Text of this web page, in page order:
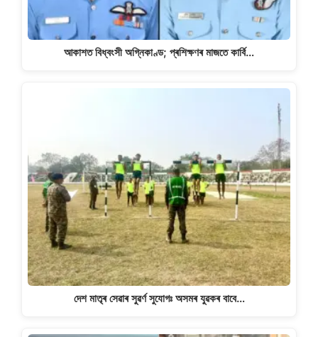
আকাশত বিধ্বংসী অগ্নিকাণ্ড; প্ৰশিক্ষণৰ মাজতে কাৰ্বি…
দেশ মাতৃৰ সেৱাৰ সুৱৰ্ণ সুযোগঃ অসমৰ যুৱকৰ বাবে…